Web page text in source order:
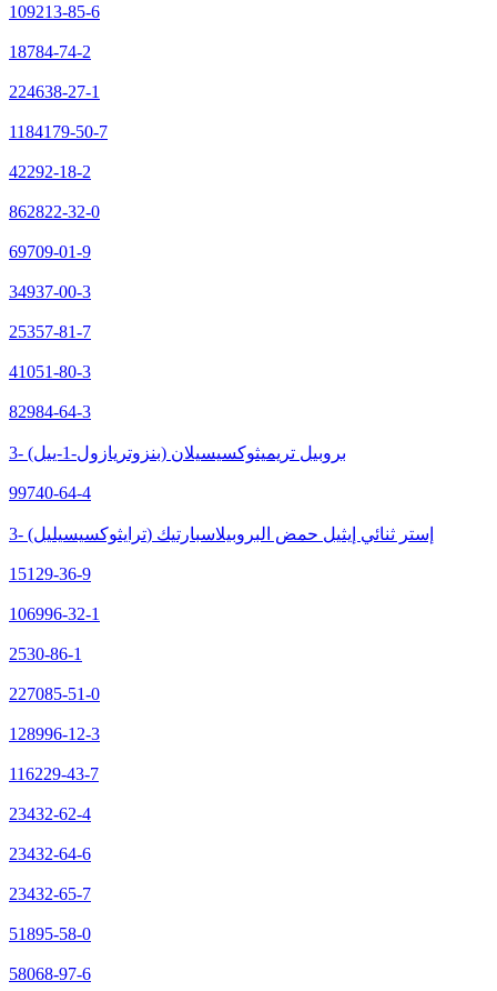
109213-85-6
18784-74-2
224638-27-1
1184179-50-7
42292-18-2
862822-32-0
69709-01-9
34937-00-3
25357-81-7
41051-80-3
82984-64-3
3- (بنزوتريازول-1-ييل) بروبيل تريميثوكسيسيلان
99740-64-4
3- (ترايثوكسيسيليل) إستر ثنائي إيثيل حمض البروبيلاسبارتيك
15129-36-9
106996-32-1
2530-86-1
227085-51-0
128996-12-3
116229-43-7
23432-62-4
23432-64-6
23432-65-7
51895-58-0
58068-97-6